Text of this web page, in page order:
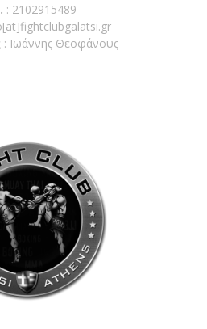
: 2102915489
: Ιωάννης Θεοφάνους